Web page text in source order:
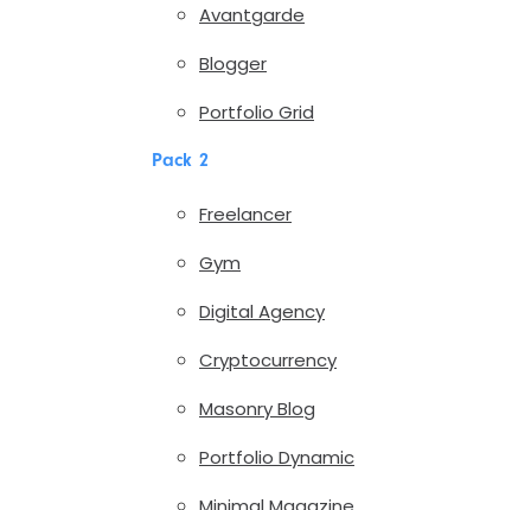
Avantgarde
Blogger
Portfolio Grid
Pack 2
Freelancer
Gym
Digital Agency
Cryptocurrency
Masonry Blog
Portfolio Dynamic